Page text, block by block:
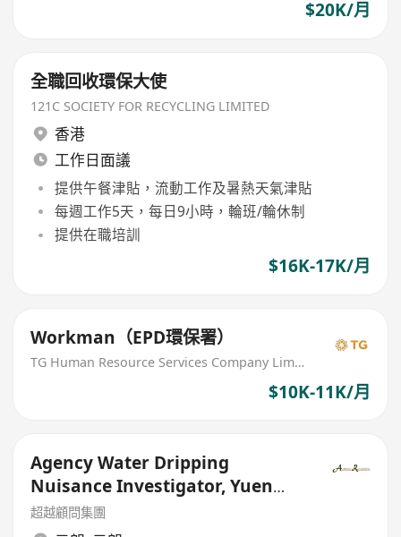
$20K/月
全職回收環保大使
121C SOCIETY FOR RECYCLING LIMITED
香港
工作日面議
提供午餐津貼，流動工作及暑熱天氣津貼
每週工作5天，每日9小時，輪班/輪休制
提供在職培訓
$16K-17K/月
Workman（EPD環保署）
TG Human Resource Services Company Limited
$10K-11K/月
Agency Water Dripping
Nuisance Investigator, Yuen
Long - Government Outsourced
超越顧問集團